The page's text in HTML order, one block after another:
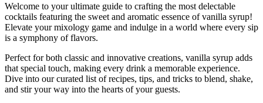
Welcome to your ultimate guide to crafting the most delectable
cocktails featuring the sweet and aromatic essence of vanilla syrup!
Elevate your mixology game and indulge in a world where every sip
is a symphony of flavors.
Perfect for both classic and innovative creations, vanilla syrup adds
that special touch, making every drink a memorable experience.
Dive into our curated list of recipes, tips, and tricks to blend, shake,
and stir your way into the hearts of your guests.